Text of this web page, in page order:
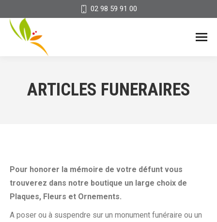
02 98 59 91 00
ARTICLES FUNERAIRES
Pour honorer la mémoire de votre défunt vous
trouverez dans notre boutique un large choix de
Plaques, Fleurs et Ornements.
A poser ou à suspendre sur un monument funéraire ou un